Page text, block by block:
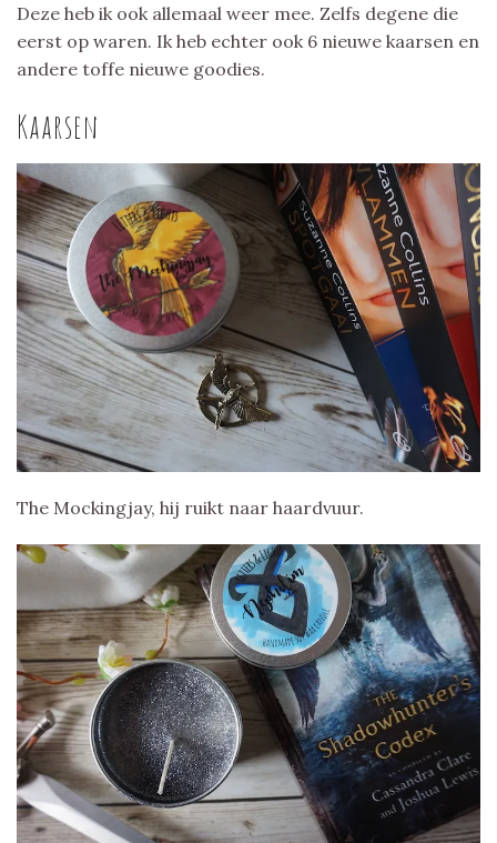
Deze heb ik ook allemaal weer mee. Zelfs degene die
eerst op waren. Ik heb echter ook 6 nieuwe kaarsen en
andere toffe nieuwe goodies.
Kaarsen
The Mockingjay, hij ruikt naar haardvuur.